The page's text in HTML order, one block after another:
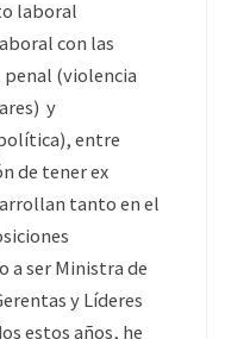
laboral
con las
(violencia
y
entre
de tener ex
tanto en el
a ser Ministra de
y Líderes
estos años, he